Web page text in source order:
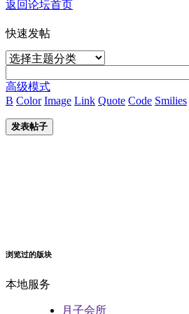
返回论坛首页
快速发帖
高级模式
B Color Image Link Quote Code Smilies
发表帖子
浏览过的版块
本地服务
月子会所